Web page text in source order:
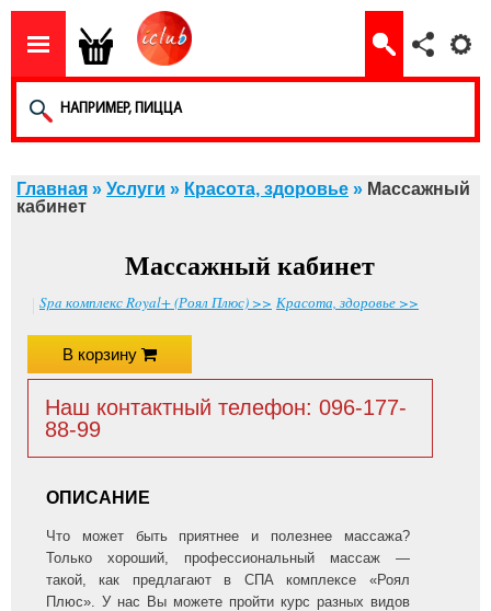
Главная » Услуги » Красота, здоровье » Массажный
кабинет
Массажный кабинет
Spa комплекс Royal+ (Роял Плюс) >> Красота, здоровье >>
В корзину
Наш контактный телефон: 096-177-
88-99
ОПИСАНИЕ
Что может быть приятнее и полезнее массажа?
Только хороший, профессиональный массаж —
такой, как предлагают в СПА комплексе «Роял
Плюс». У нас Вы можете пройти курс разных видов